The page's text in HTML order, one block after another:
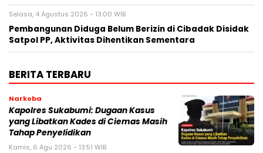
Selasa, 4 Agustus 2026 - 13:00 WIB
‎Pembangunan Diduga Belum Berizin di Cibadak Disidak
Satpol PP, Aktivitas Dihentikan Sementara‎
BERITA TERBARU
Narkoba
Kapolres Sukabumi: Dugaan Kasus
yang Libatkan Kades di Ciemas Masih
Tahap Penyelidikan
Kamis, 6 Agu 2026 - 13:51 WIB